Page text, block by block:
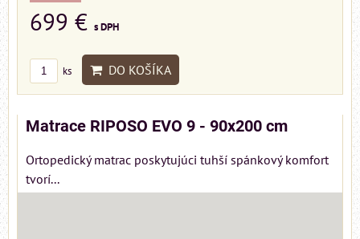
699 € s DPH
ks DO KOŠÍKA
Matrace RIPOSO EVO 9 - 90x200 cm
Ortopedický matrac poskytujúci tuhší spánkový komfort
tvorí...